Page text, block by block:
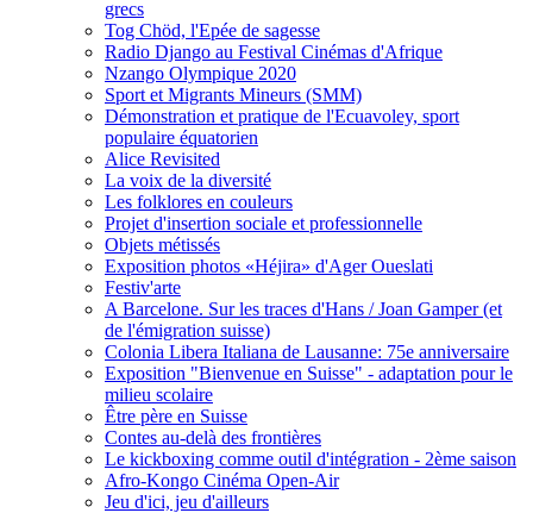
grecs
Tog Chöd, l'Epée de sagesse
Radio Django au Festival Cinémas d'Afrique
Nzango Olympique 2020
Sport et Migrants Mineurs (SMM)
Démonstration et pratique de l'Ecuavoley, sport
populaire équatorien
Alice Revisited
La voix de la diversité
Les folklores en couleurs
Projet d'insertion sociale et professionnelle
Objets métissés
Exposition photos «Héjira» d'Ager Oueslati
Festiv'arte
A Barcelone. Sur les traces d'Hans / Joan Gamper (et
de l'émigration suisse)
Colonia Libera Italiana de Lausanne: 75e anniversaire
Exposition "Bienvenue en Suisse" - adaptation pour le
milieu scolaire
Être père en Suisse
Contes au-delà des frontières
Le kickboxing comme outil d'intégration - 2ème saison
Afro-Kongo Cinéma Open-Air
Jeu d'ici, jeu d'ailleurs